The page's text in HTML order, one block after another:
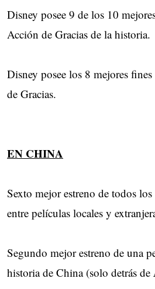
Disney posee 9 de los 10
Acción de Gracias de la historia.
Disney posee los 8 mejores
de Gracias.
EN CHINA
Sexto mejor estreno de todos
entre películas locales y
Segundo mejor estreno de una
historia de China (solo detrás de